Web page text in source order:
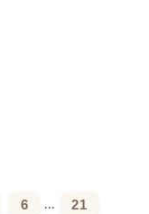
6 ...
21